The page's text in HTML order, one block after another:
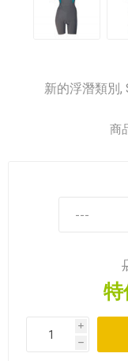
新的浮潛類別,
商
特
i
h